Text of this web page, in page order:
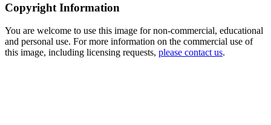
Copyright Information
You are welcome to use this image for non-commercial, educational
and personal use. For more information on the commercial use of
this image, including licensing requests, please contact us.